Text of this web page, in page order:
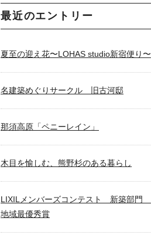
最近のエントリー
夏至の迎え花〜LOHAS studio新宿便り〜
名建築めぐりサークル 旧古河邸
那須高原「ペニーレイン」
木目を愉しむ、熊野杉のある暮らし
LIXILメンバーズコンテスト 新築部門
地域最優秀賞